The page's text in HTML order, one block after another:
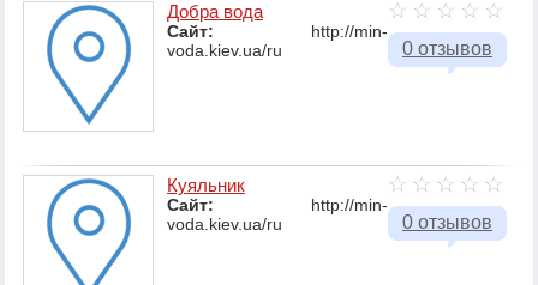
0 отзывов
Добра вода
Сайт:
http://min-
voda.kiev.ua/ru
0 отзывов
Куяльник
Сайт:
http://min-
voda.kiev.ua/ru